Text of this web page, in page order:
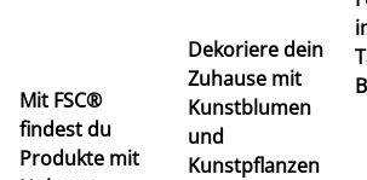
Mit FSC®
findest du
Produkte mit
Dekoriere dein
Zuhause mit
Kunstblumen
und
Kunstpflanzen